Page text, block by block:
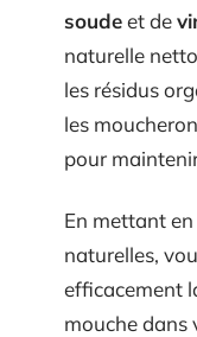
soudeet de
naturelle
les résidus
les
pour
En mettant
naturelles,
efficacement
mouche dans